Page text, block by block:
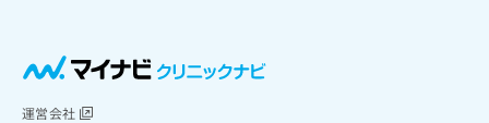
運営会社